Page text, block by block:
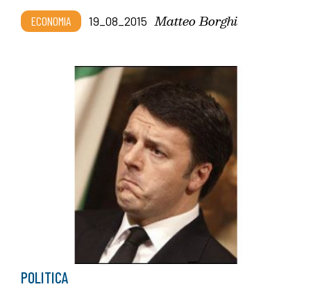
ECONOMIA 19_08_2015 Matteo Borghi
POLITICA